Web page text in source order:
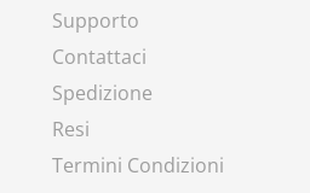
Supporto
Contattaci
Spedizione
Resi
Termini Condizioni